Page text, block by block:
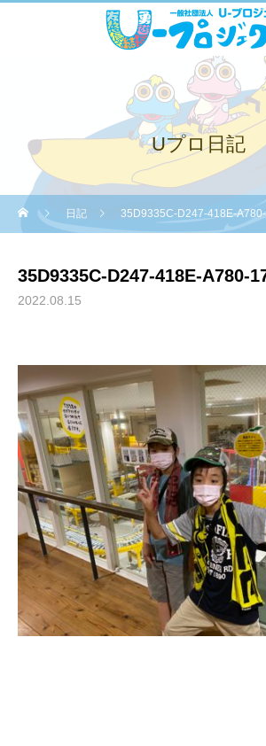
Uプロ日記
日記 35D9335C-D247-418E-
35D9335C-D247-418E-A780-
2022.08.15